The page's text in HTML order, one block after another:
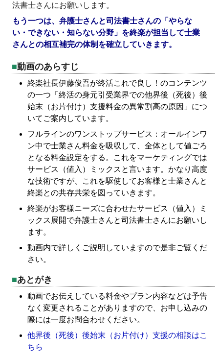
法書士さんにお願いします。
もう一つは、弁護士さんと司法書士さんの「やらな
い・できない・知らない分野」を終楽が担当して士業
さんとの相互補完の体制を確立していきます。
動画のあらすじ
終楽社長伊藤俊吾が終活これで良し！のコンテンツ
の一つ「終活の身元引受業界での他界後（死後）後
始末（お片付け）支援料金の異常割高の原因」につ
いてご案内しています。
フルラインのワンストップサービス：オールインワ
ン中で士業さん料金を吸収して、全体として値ごろ
となる料金設定をする。これをマーケティングでは
サービス（値入）ミックスと言います。かなり高度
な技術ですが、これを駆使してお客様と士業さんと
終楽との共存共栄を図っていきます。
終楽がお客様ニーズに合わせたサービス（値入）ミ
ックス展開で弁護士さんと司法書士さんにお願いし
ます。
動画内で詳しくご説明していますので是非ご覧くだ
さい。
あとがき
動画でお伝えしている料金やプラン内容などは予告
なく変更されることがありますので、お申し込みの
際には一度お問合わせください。
他界後（死後）後始末（お片付け）支援の相談はこ
ちら